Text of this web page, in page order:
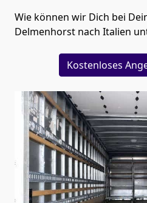
Wie können wir Dich bei
Delmenhorst nach Italien
Kostenloses